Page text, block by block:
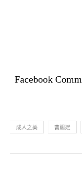
Facebook
成人之美 曹賜斌